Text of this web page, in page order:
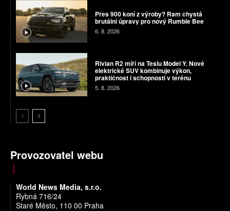
Přes 900 koní z výroby? Ram chystá
brutální úpravy pro nový Rumble Bee
6. 8. 2026
Rivian R2 míří na Teslu Model Y. Nové
elektrické SUV kombinuje výkon,
praktičnost i schopnosti v terénu
5. 8. 2026
Provozovatel webu
World News Media, s.r.o.
Rybná 716/24
Staré Město, 110 00 Praha